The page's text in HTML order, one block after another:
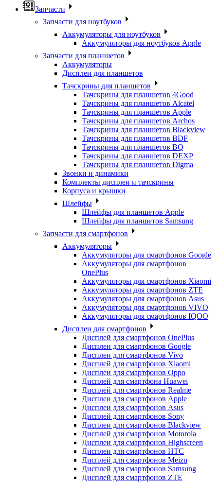
Запчасти
Запчасти для ноутбуков
Аккумуляторы для ноутбуков
Аккумуляторы для ноутбуков Apple
Запчасти для планшетов
Аккумуляторы
Дисплеи для планшетов
Тачскрины для планшетов
Тачскрины для планшетов 4Good
Тачскрины для планшетов Alcatel
Тачскрины для планшетов Apple
Тачскрины для планшетов Archos
Тачскрины для планшетов Blackview
Тачскрины для планшетов BDF
Тачскрины для планшетов BQ
Тачскрины для планшетов DEXP
Тачскрины для планшетов Digma
Звонки и динамики
Комплекты дисплеи и тачскрины
Корпуса и крышки
Шлейфы
Шлейфы для планшетов Apple
Шлейфы для планшетов Samsung
Запчасти для смартфонов
Аккумуляторы
Аккумуляторы для смартфонов Google
Аккумуляторы для смартфонов
OnePlus
Аккумуляторы для смартфонов Xiaomi
Аккумуляторы для смартфонов ZTE
Аккумуляторы для cмартфонов Asus
Аккумуляторы для смартфонов VIVO
Аккумуляторы для смартфонов IQOO
Дисплеи для смартфонов
Дисплей для смартфонов OnePlus
Дисплеи для смартфонов Google
Дисплеи для смартфонов Vivo
Дисплей для смартфонов Xiaomi
Дисплеи для смартфонов Oppo
Дисплей для смартфона Huawei
Дисплей для смартфонов Realme
Дисплеи для смартфонов Apple
Дисплеи для смартфонов Asus
Дисплей для смартфонов Sony
Дисплеи для смартфонов Blackview
Дисплей для смартфонов Motorola
Дисплеи для смартфонов Highscreen
Дисплеи для смартфонов HTC
Дисплей для смартфонов Meizu
Дисплей для смартфонов Samsung
Дисплей для смартфонов ZTE